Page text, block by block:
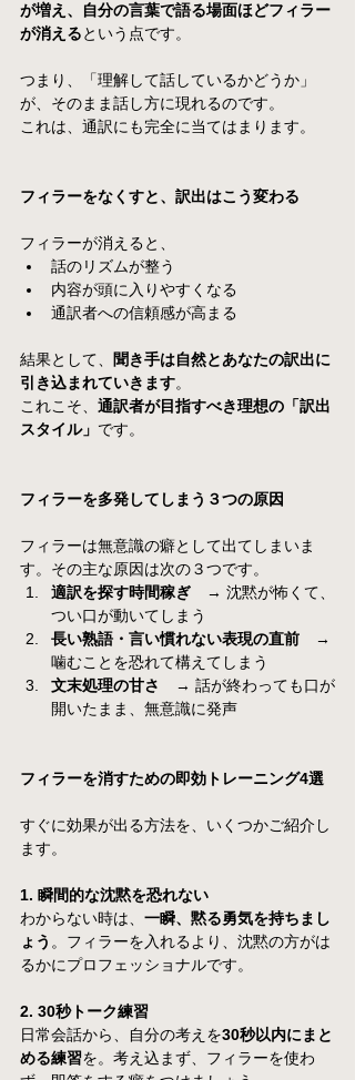
が増え、自分の言葉で語る場面ほどフィラー
が消えるという点です。
つまり、「理解して話しているかどうか」
が、そのまま話し方に現れるのです。
これは、通訳にも完全に当てはまります。
フィラーをなくすと、訳出はこう変わる
フィラーが消えると、
話のリズムが整う
内容が頭に入りやすくなる
通訳者への信頼感が高まる
結果として、
聞き手は自然とあなたの訳出に
引き込まれていきます。
これこそ、 通訳者が目指すべき理想の「訳出
スタイル」 です。
フィラーを多発してしまう３つの原因
フィラーは無意識の癖として出てしまいま
す。その主な原因は次の３つです。
適訳を探す時間稼ぎ
→ 沈黙が怖くて、
つい口が動いてしまう
長い熟語・言い慣れない表現の直前
→
噛むことを恐れて構えてしまう
文末処理の甘さ
→ 話が終わっても口が
開いたまま、無意識に発声
フィラーを消すための即効トレーニング4選
すぐに効果が出る方法を、いくつかご紹介し
ます。
1. 瞬間的な沈黙を恐れない
わからない時は、 一瞬、黙る勇気を持ちまし
ょう 。フィラーを入れるより、沈黙の方がは
るかにプロフェッショナルです。
2. 30秒トーク練習
日常会話から、自分の考えを30秒以内にまと
める練習を。考え込まず、フィラーを使わ